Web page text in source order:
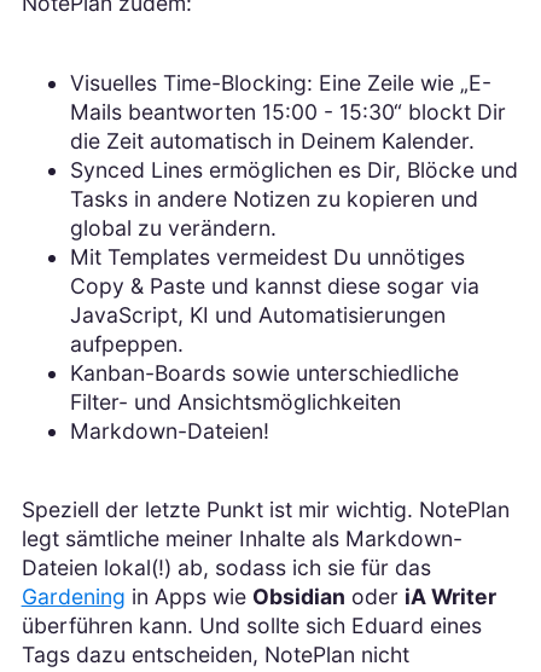
Visuelles Time-Blocking: Eine Zeile wie „E-
Mails beantworten 15:00 - 15:30“ blockt Dir
die Zeit automatisch in Deinem Kalender.
Synced Lines ermöglichen es Dir, Blöcke und
Tasks in andere Notizen zu kopieren und
global zu verändern.
Mit Templates vermeidest Du unnötiges
Copy & Paste und kannst diese sogar via
JavaScript, KI und Automatisierungen
aufpeppen.
Kanban-Boards sowie unterschiedliche
Filter- und Ansichtsmöglichkeiten
Markdown-Dateien!
Speziell der letzte Punkt ist mir wichtig. NotePlan
legt sämtliche meiner Inhalte als Markdown-
Dateien lokal(!) ab, sodass ich sie für das
Gardening in Apps wie Obsidian oder iA Writer
überführen kann. Und sollte sich Eduard eines
Tags dazu entscheiden, NotePlan nicht